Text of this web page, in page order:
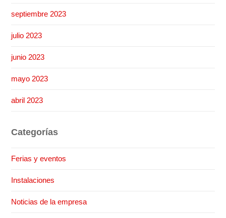
septiembre 2023
julio 2023
junio 2023
mayo 2023
abril 2023
Categorías
Ferias y eventos
Instalaciones
Noticias de la empresa